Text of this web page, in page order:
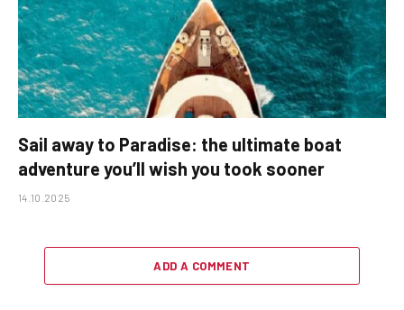
Sail away to Paradise: the ultimate boat
adventure you’ll wish you took sooner
14.10.2025
ADD A COMMENT